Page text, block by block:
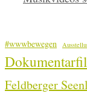
#wwwbewegen
Feldberger